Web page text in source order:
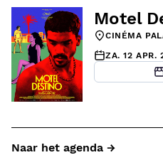
Motel
CINÉMA
ZA. 12 APR.
Naar het agenda →